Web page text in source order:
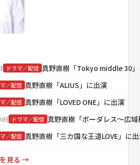
ドラマ／配信 真野直樹「Tokyo middle 30
／配信 真野直樹「ALIUS」に出演
／配信 真野直樹「LOVED ONE」に出演
日 ドラマ／配信 真野直樹「ボーダレス～広
／配信 真野直樹「三カ国な王道LOVE」に
見る →